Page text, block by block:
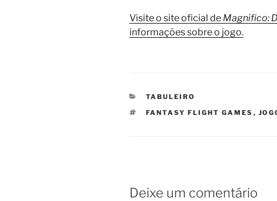
Visite o site oficial de Magnifico:
informações sobre o jogo.
CATEGORIAS
TABULEIRO
TAGS
FANTASY FLIGHT GAMES ,
Deixe um comentário